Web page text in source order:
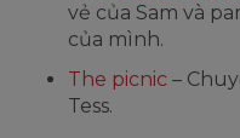
vẻ của Sam và
của mình.
The picnic –
Tess.